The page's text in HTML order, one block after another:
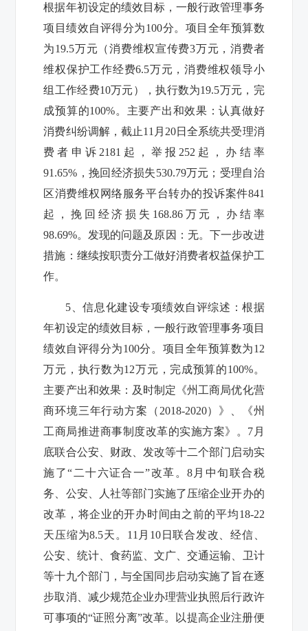
根据年初设定的绩效目标，一般行政管理事务
项目绩效自评得分为100分。项目全年预算数
为19.5万元（消费维权宣传费3万元，消费者
维权保护工作经费6.5万元，消费维权领导小
组工作经费10万元 ），执行数为19.5万元，完
成预算的100%。主要产出和效果：认真做好
消费纠纷调解，截止11 月 20日全系统共受理消
费者申诉 2181 起，举报 252 起，办结率
91.65% ，挽回经济损失530.79万元；受理自治
区消费维权网络服务平台转办的投诉案件841
起，挽回经济损失 168.86万元，办结率
98.69%。发现的问题及原因：无。下一步改进
措施：继续按职责分工做好消费者权益保护工
作。
5 、信息化建设专项绩效自评综述：根据
年初设定的绩效目标，一般行政管理事务项目
绩效自评得分为100分。项目全年预算数为12
万元，执行数为12万元，完成预算的100%。
主要产出和效果： 及时制定《州工商局优化营
商环境三年行动方案（ 2018-2020）》、《州
工商局推进商事制度改革的实施方案》。 7 月
底联合公安、财政、发改等十二个部门启动实
施了“二十六证合一”改革。8 月中旬联合税
务、公安、人社等部门实施了压缩企业开办的
改革，将企业的开办时间由之前的平均18-22
天压缩为8.5天。 11 月 10 日联合发改、经信、
公安、统计、食药监、文广、交通运输、卫计
等十九个部门，与全国同步启动实施了旨在逐
步取消、减少规范企业办理营业执照后行政许
可事项的“证照分离”改革。以提高企业注册便